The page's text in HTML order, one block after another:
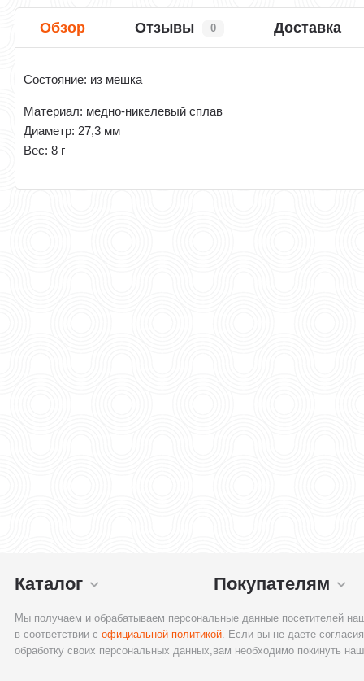
Обзор Отзывы 0 Доставка
Состояние: из мешка
Материал: медно-никелевый сплав
Диаметр: 27,3 мм
Вес: 8 г
Каталог Покупателям
Мы получаем и обрабатываем персональные данные посетителей
в соответствии софициальной политикой. Если вы не даете
обработку своих персональных данных,вам необходимо покинуть